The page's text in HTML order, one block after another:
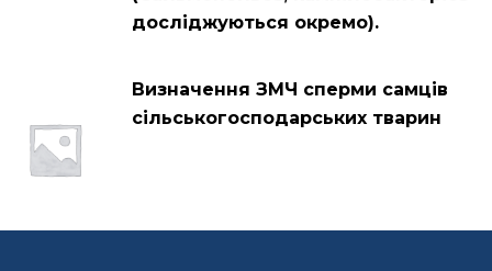
досліджуються окремо).
Визначення ЗМЧ сперми самців
сільськогосподарських тварин